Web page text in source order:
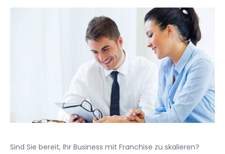
Sind Sie bereit, Ihr Business mit Franchise zu skalieren?